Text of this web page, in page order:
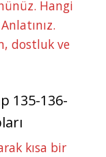
Hangi
dostluk ve
135-136-
kısa bir